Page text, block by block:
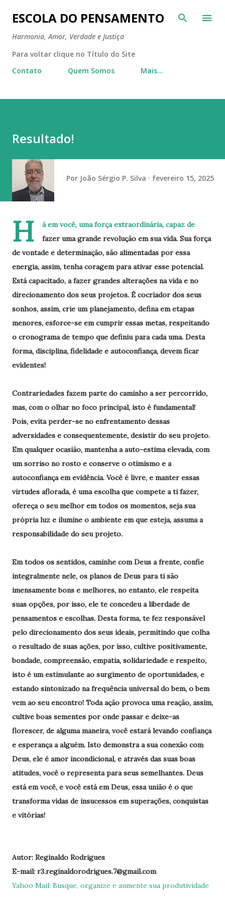
Pular para o conteúdo principal
ESCOLA DO PENSAMENTO
Harmonia, Amor, Verdade e Justiça
Para voltar clique no Título do Site
Contato
Quem Somos Mais…
Resultado!
Por João Sérgio P. Silva fevereiro 15, 2025
H
á em você, uma força extraordinária, capaz de
fazer uma grande revolução em sua vida. Sua força
de vontade e determinação, são alimentadas por essa
energia, assim, tenha coragem para ativar esse potencial.
Está capacitado, a fazer grandes alterações na vida e no
direcionamento dos seus projetos. É cocriador dos seus
sonhos, assim, crie um planejamento, defina em etapas
menores, esforce-se em cumprir essas metas, respeitando
o cronograma de tempo que definiu para cada uma. Desta
forma, disciplina, fidelidade e autoconfiança, devem ficar
evidentes!
Contrariedades fazem parte do caminho a ser percorrido,
mas, com o olhar no foco principal, isto é fundamental!
Pois, evita perder-se no enfrentamento dessas
adversidades e consequentemente, desistir do seu projeto.
Em qualquer ocasião, mantenha a auto-estima elevada, com
um sorriso no rosto e conserve o otimismo e a
autoconfiança em evidência. Você é livre, e manter essas
virtudes aflorada, é uma escolha que compete a ti fazer,
ofereça o seu melhor em todos os momentos, seja sua
própria luz e ilumine o ambiente em que esteja, assuma a
responsabilidade do seu projeto.
Em todos os sentidos, caminhe com Deus a frente, confie
integralmente nele, os planos de Deus para ti são
imensamente bons e melhores, no entanto, ele respeita
suas opções, por isso, ele te concedeu a liberdade de
pensamentos e escolhas. Desta forma, te fez responsável
pelo direcionamento dos seus ideais, permitindo que colha
o resultado de suas ações, por isso, cultive positivamente,
bondade, compreensão, empatia, solidariedade e respeito,
isto é um estimulante ao surgimento de oportunidades, e
estando sintonizado na frequência universal do bem, o bem
vem ao seu encontro! Toda ação provoca uma reação, assim,
cultive boas sementes por onde passar e deixe-as
florescer, de alguma maneira, você estará levando confiança
e esperança a alguém. Isto demonstra a sua conexão com
Deus, ele é amor incondicional, e através das suas boas
atitudes, você o representa para seus semelhantes. Deus
está em você, e você está em Deus, essa união é o que
transforma vidas de insucessos em superações, conquistas
e vitórias!
Autor: Reginaldo Rodrigues
E-mail: r3.reginaldorodrigues.7@gmail.com
Yahoo Mail: Busque, organize e aumente sua produtividade